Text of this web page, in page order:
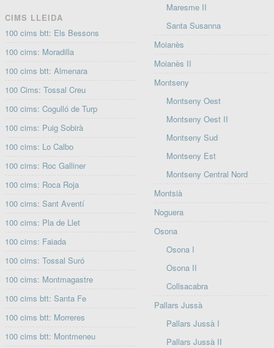
CIMS LLEIDA
100 cims btt: Els Bessons
100 cims: Moradilla
100 cims btt: Almenara
100 Cims: Tossal Creu
100 cims: Cogulló de Turp
100 cims: Puig Sobirà
100 cims: Lo Calbo
100 cims: Roc Galliner
100 cims: Roca Roja
100 cims: Sant Aventí
100 cims: Pla de Llet
100 cims: Faiada
100 cims: Tossal Suró
100 cims: Montmagastre
100 cims btt: Santa Fe
100 cims btt: Morreres
100 cims btt: Montmeneu
Maresme II
Santa Susanna
Moianès
Moianès II
Montseny
Montseny Oest
Montseny Oest II
Montseny Sud
Montseny Est
Montseny Central Nord
Montsià
Noguera
Osona
Osona I
Osona II
Collsacabra
Pallars Jussà
Pallars Jussà I
Pallars Jussà II